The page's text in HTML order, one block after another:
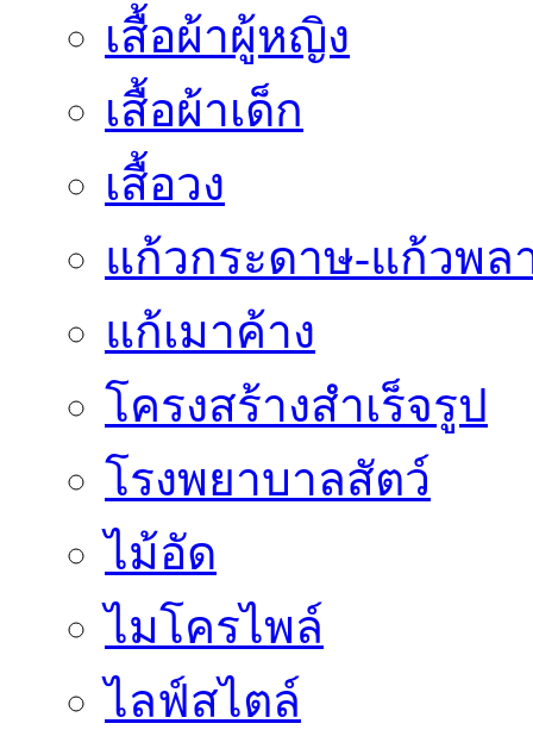
เสื้อผ้าผู้หญิง
เสื้อผ้าเด็ก
เสื้อวง
แก้วกระดาษ-แก้วพล
แก้เมาค้าง
โครงสร้างสำเร็จรูป
โรงพยาบาลสัตว์
ไม้อัด
ไมโครไพล์
ไลฟ์สไตล์